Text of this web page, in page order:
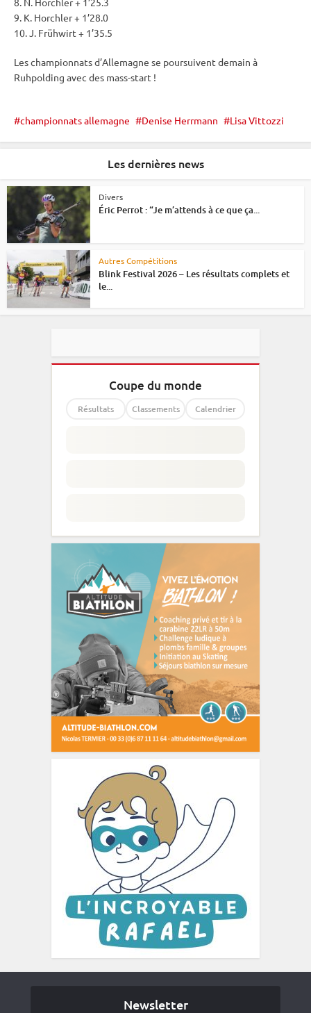
9. K. Horchler + 1’28.0
10. J. Frühwirt + 1’35.5
Les championnats d’Allemagne se poursuivent demain à
Ruhpolding avec des mass-start !
championnats allemagne Denise Herrmann Lisa Vittozzi
Les dernières news
Divers
Éric Perrot : “Je m’attends à ce que ça...
Autres Compétitions
Blink Festival 2026 – Les résultats complets et
le...
Coupe du monde
Résultats Classements Calendrier
Newsletter